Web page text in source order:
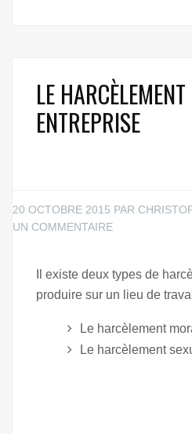
LE
ENTREPRISE
20 OCTOBRE 2015 PAR
UN COMMENTAIRE
Il existe deux types de
produire sur un lieu de
Le harcèlement
Le harcèlement